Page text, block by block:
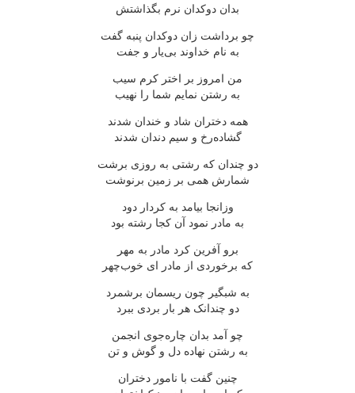
بدان دوکدان نرم بگذاشتش
چو برداشت زان دوکدان پنبه گفت
به نام خداوند بی‌یار و جفت
من امروز بر اختر کرم سیب
به رشتن نمایم شما را نهیب
همه دختران شاد و خندان شدند
گشاده‌رخ و سیم دندان شدند
دو چندان که رشتی به روزی برشت
شمارش همی بر زمین برنوشت
وزانجا بیامد به کردار دود
به مادر نمود آن کجا رشته بود
برو آفرین کرد مادر به مهر
که برخوردی از مادر ای خوب‌چهر
به شبگیر چون ریسمان برشمرد
دو چندانک هر بار بردی ببرد
چو آمد بدان چاره‌جوی انجمن
به رشتن نهاده دل و گوش و تن
چنین گفت با نامور دختران